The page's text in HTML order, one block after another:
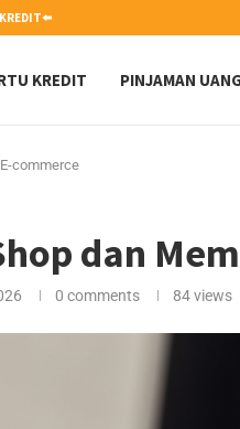
KREDIT PINJAMAN
commerce
dan
0 comments 84views